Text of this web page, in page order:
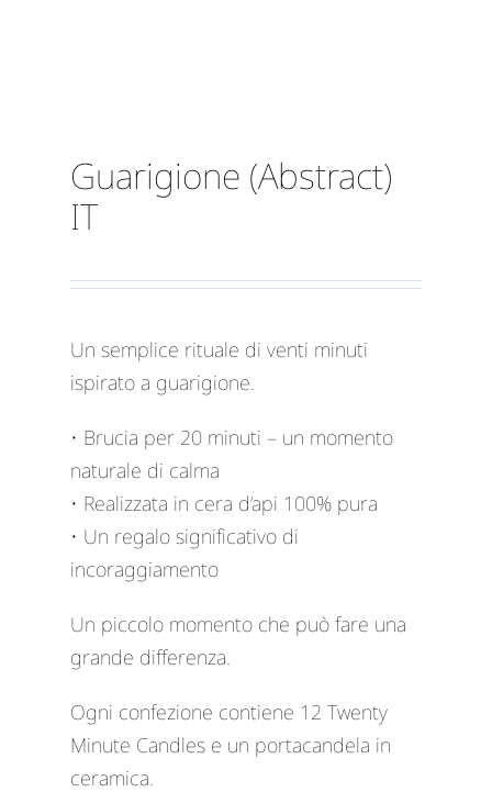
Guarigione (Abstract)
IT
Un semplice rituale di venti minuti
ispirato a guarigione.
• Brucia per 20 minuti – un momento
naturale di calma
• Realizzata in cera d’api 100% pura
• Un regalo significativo di
incoraggiamento
Un piccolo momento che può fare una
grande differenza.
Ogni confezione contiene 12 Twenty
Minute Candles e un portacandela in
ceramica.